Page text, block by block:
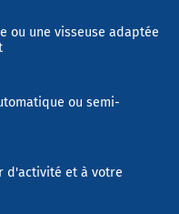
ou une visseuse adaptée
ou semi-
d'activité et à votre